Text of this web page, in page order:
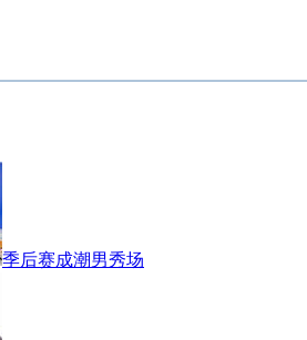
季后赛成潮男秀场